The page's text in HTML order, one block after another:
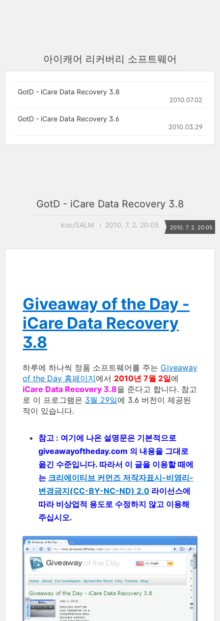
아이캐어 리커버리 소프트웨어
GotD - iCare Data Recovery 3.8
2010.07.02
GotD - iCare Data Recovery 3.6
2010.03.29
GotD - iCare Data Recovery 3.8
koc/SALM 2010. 7. 2. 20:05 2010. 7. 2. 20:05
Giveaway of the Day -
iCare Data Recovery
3.8
하루에 하나씩 정품 소프트웨어를 주는 Giveaway
of the Day 홈페이지에서 2010년 7월 2일에
iCare Data Recovery 3.8을 준다고 합니다. 참고
로 이 프로그램은 3월 29일에 3.6 버전이 제공된
적이 있습니다.
참고 : 여기에 나온 설명문은 기본적으로
giveawayoftheday.com 의 내용을 그대로
옮긴 수준입니다. 따라서 이 글을 이용할 때에
는 크리에이티브 커먼즈 저작자표시-비영리-
변경금지(CC-BY-NC-ND) 2.0 라이선스에
따라 비상업적 용도로 수정하지 않고 이용해
주십시오.